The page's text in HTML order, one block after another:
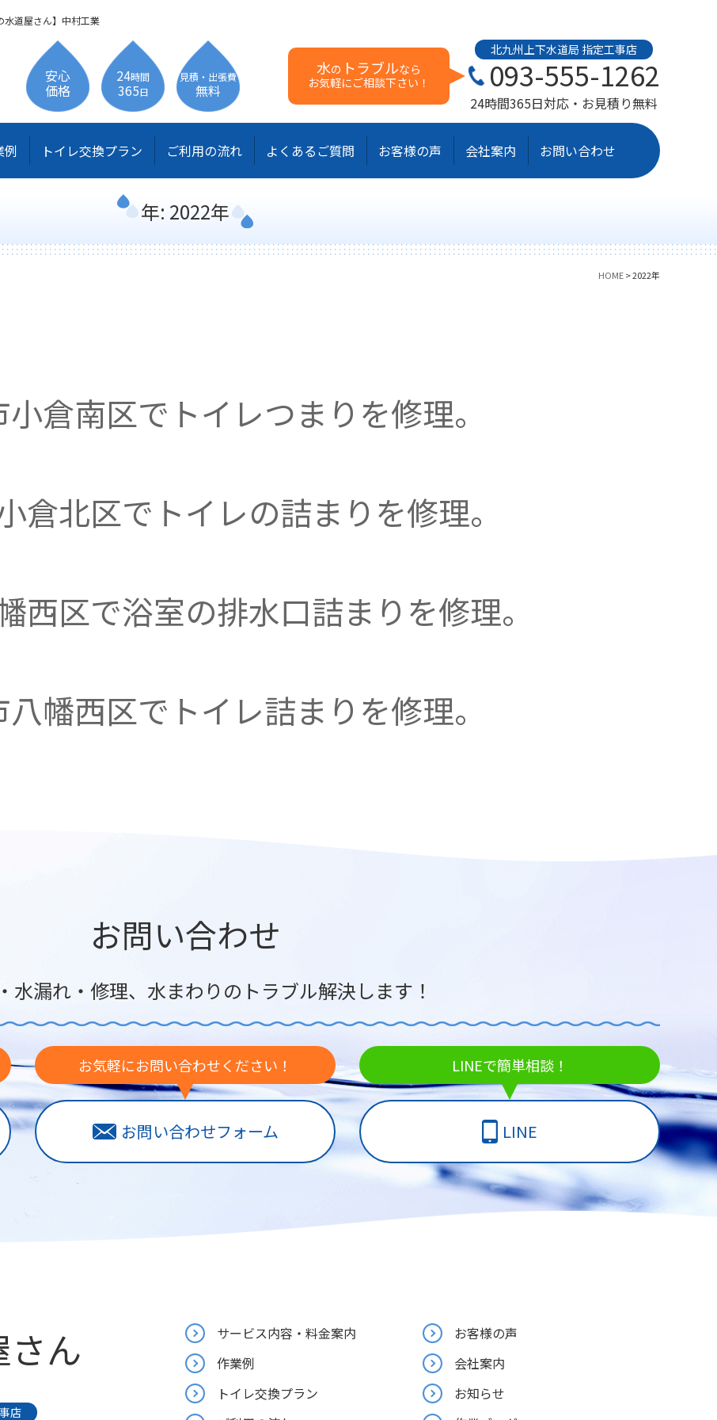
水道屋さん】中村工業
安心
価格
24時間
365日
見積・出張費
無料
水の トラブルなら
お気軽にご相談下さい！
北九州上下水道局 指定工事店
093-555-1262
24時間365日対応・お見積り無料
例 トイレ交換プラン ご利用の流れ よくあるご質問 お客様の声 会社案内 お問い合わせ
年: 2022年
HOME>2022年
倉南区でトイレつまりを修理。
倉北区でトイレの詰まりを修理。
西区で浴室の排水口詰まりを修理。
幡西区でトイレ詰まりを修理。
お問い合わせ
水漏れ・修理、水まわりのトラブル解決します！
お気軽にお問い合わせください！
お問い合わせフォーム
LINEで簡単相談！
LINE
さん
店
サービス内容・料金案内
作業例
トイレ交換プラン
お客様の声
会社案内
お知らせ